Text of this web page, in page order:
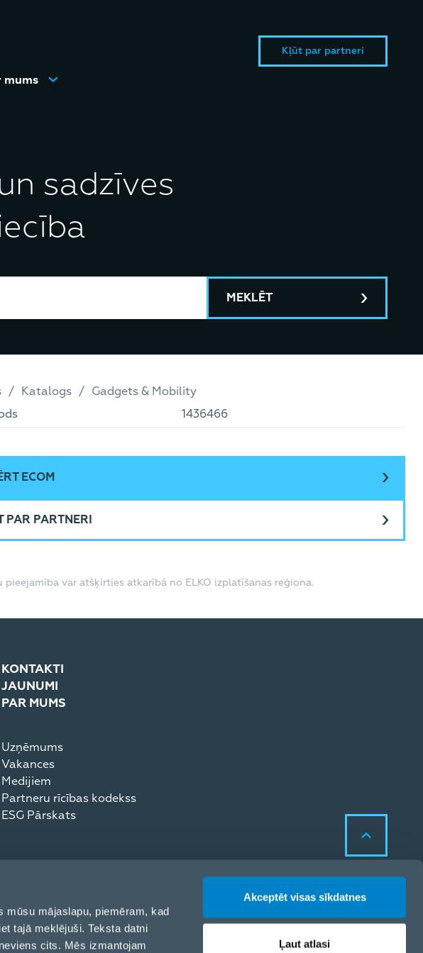
mūsu mājaslapu, piemēram, kad
tajā meklējuši. Teksta datni
cits. Mēs izmantojam
Akceptēt visas sīkdatnes
Ļaut atlasi
Kļūt par partneri
mums
sadzīves
MEKLĒT
Katalogs
Gadgets & Mobility
1436466
ECOM
PAR PARTNERI
pieejamība var atšķirties atkarībā no ELKO izplatīšanas reģiona.
KONTAKTI
JAUNUMI
PAR MUMS
Uzņēmums
Vakances
Medijiem
Partneru rīcības kodekss
ESG Pārskats
Sīkdatņu politika